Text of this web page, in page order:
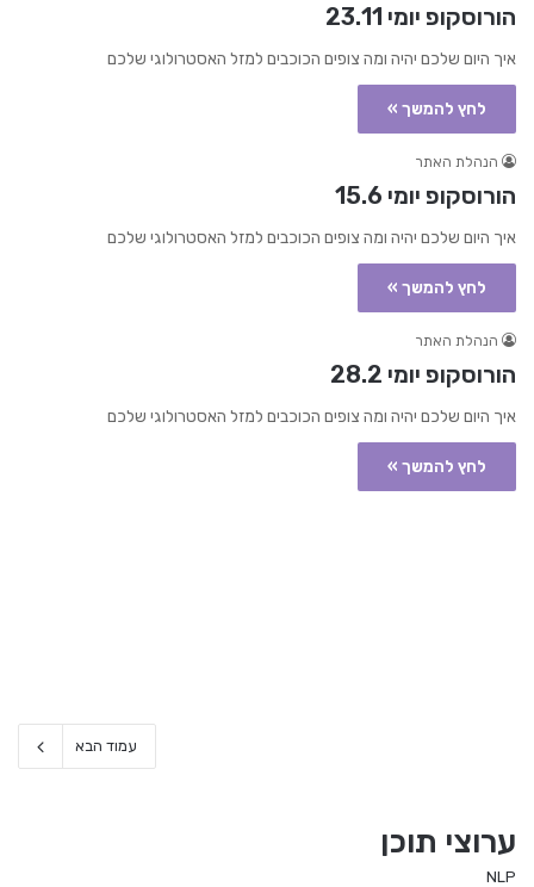
הורוסקופ יומי 23.11
איך היום שלכם יהיה ומה צופים הכוכבים למזל האסטרולוגי שלכם
לחץ להמשך »
הנהלת האתר
הורוסקופ יומי 15.6
איך היום שלכם יהיה ומה צופים הכוכבים למזל האסטרולוגי שלכם
לחץ להמשך »
הנהלת האתר
הורוסקופ יומי 28.2
איך היום שלכם יהיה ומה צופים הכוכבים למזל האסטרולוגי שלכם
לחץ להמשך »
עמוד הבא
ערוצי תוכן
NLP